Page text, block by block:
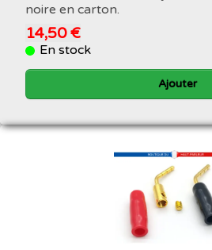
noire en carton.
14,50 €
En stock
Ajouter